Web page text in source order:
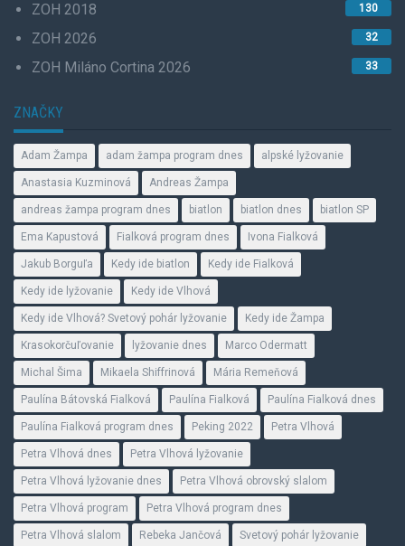
ZOH 2018 130
ZOH 2026 32
ZOH Miláno Cortina 2026 33
ZNAČKY
Adam Žampa adam žampa program dnes alpské lyžovanie
Anastasia Kuzminová Andreas Žampa
andreas žampa program dnes biatlon biatlon dnes biatlon SP
Ema Kapustová Fialková program dnes Ivona Fialková
Jakub Borguľa Kedy ide biatlon Kedy ide Fialková
Kedy ide lyžovanie Kedy ide Vlhová
Kedy ide Vlhová? Svetový pohár lyžovanie Kedy ide Žampa
Krasokorčuľovanie lyžovanie dnes Marco Odermatt
Michal Šima Mikaela Shiffrinová Mária Remeňová
Paulína Bátovská Fialková Paulína Fialková Paulína Fialková dnes
Paulína Fialková program dnes Peking 2022 Petra Vlhová
Petra Vlhová dnes Petra Vlhová lyžovanie
Petra Vlhová lyžovanie dnes Petra Vlhová obrovský slalom
Petra Vlhová program Petra Vlhová program dnes
Petra Vlhová slalom Rebeka Jančová Svetový pohár lyžovanie